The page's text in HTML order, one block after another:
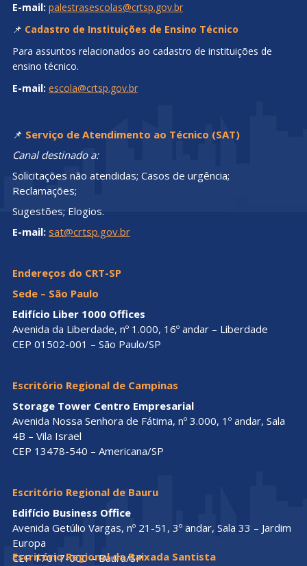
E-mail: palestrasescolas@crtsp.gov.br
📌 Cadastro de Instituições de Ensino Técnico
Para assuntos relacionados ao cadastro de instituições de
ensino técnico.
E-mail: escola@crtsp.gov.br
📌 Serviço de Atendimento ao Técnico (SAT)
Canal destinado a:
Solicitações não atendidas; Casos de urgência;
Reclamações;
Sugestões; Elogios.
E-mail: sat@crtsp.gov.br
Endereços do CRT-SP
Sede – São Paulo
Edifício Liber 1000 Offices
Avenida da Liberdade, nº 1.000, 16º andar – Liberdade
CEP 01502-001 – São Paulo/SP
Escritório Regional de Campinas
Storage Tower Centro Empresarial
Avenida Nossa Senhora de Fátima, nº 3.000, 1º andar, Sala
4B – Vila Israel
CEP 13478-540 – Americana/SP
Escritório Regional de Bauru
Edifício Business Office
Avenida Getúlio Vargas, nº 21-51, 3º andar, Sala 33 – Jardim
Europa
CEP 17017-000 – Bauru/SP
Escritório Regional da Baixada Santista